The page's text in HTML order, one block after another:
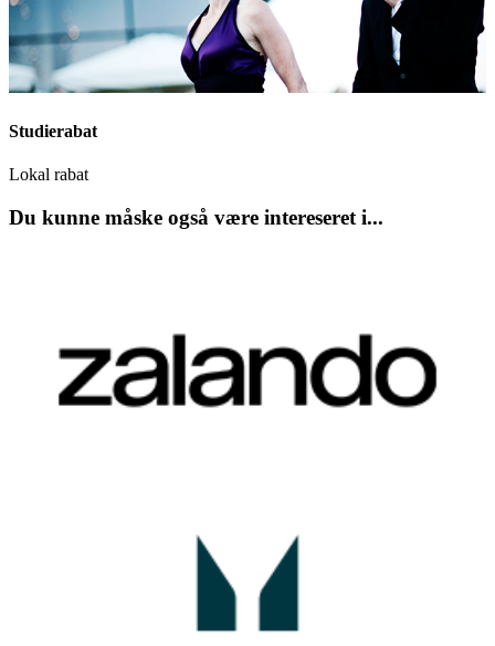
Studierabat
Lokal rabat
Du kunne måske også være intereseret i...